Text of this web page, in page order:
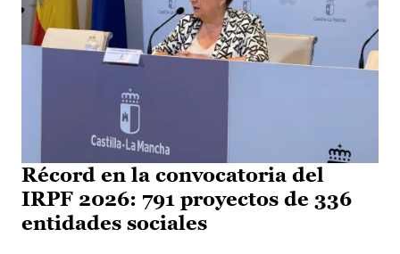
Récord en la convocatoria del
IRPF 2026: 791 proyectos de 336
entidades sociales